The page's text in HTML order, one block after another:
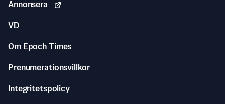
Annonsera
VD
Om Epoch Times
Prenumerationsvillkor
Integritetspolicy